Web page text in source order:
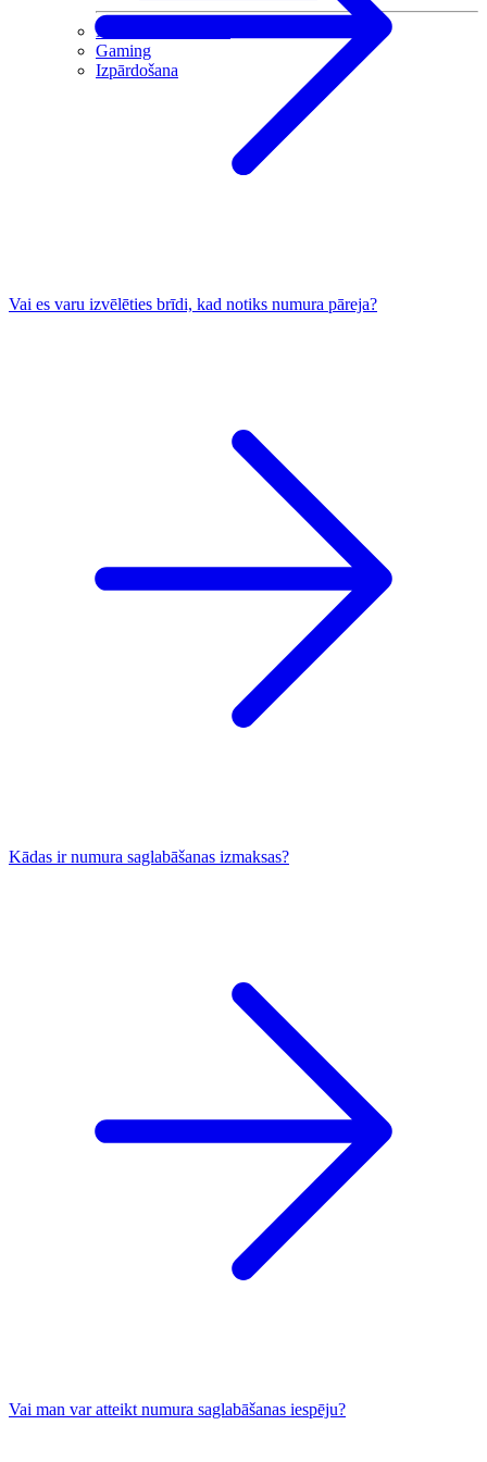
Mazlietotas iekārtas
Gaming
Izpārdošana
Vai es varu izvēlēties brīdi, kad notiks numura pāreja?
Kādas ir numura saglabāšanas izmaksas?
Vai man var atteikt numura saglabāšanas iespēju?